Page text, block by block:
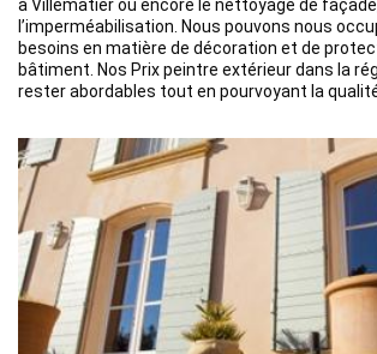
à Villematier ou encore le nettoyage de
l’imperméabilisation. Nous pouvons nous
besoins en matière de décoration et de
bâtiment. Nos Prix peintre extérieur dans la
rester abordables tout en pourvoyant la